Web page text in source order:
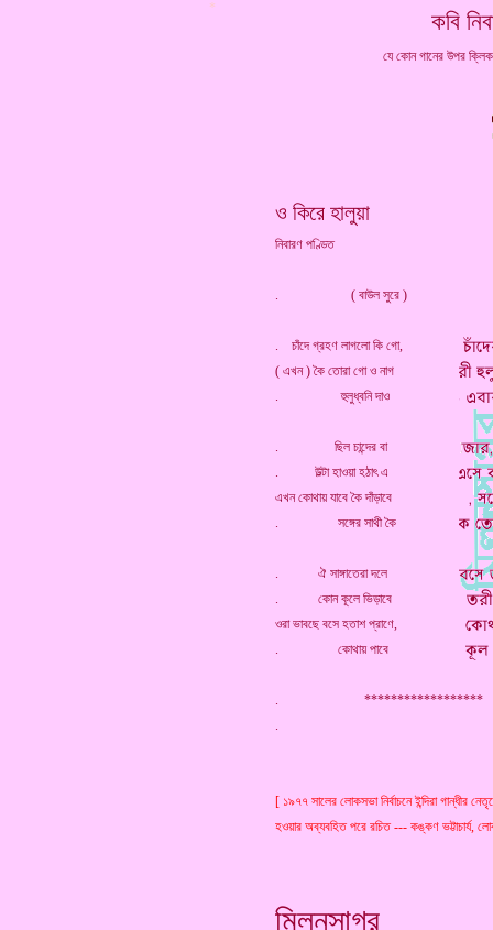
কবি
যে কোন গানের উপর
*
ও কিরে হালুয়া
নিবারণ পণ্ডিত
. ( বাউল সুরে )
. চাঁদে গ্রহণ লাগলো কি গো,
( এখন ) কৈ তোরা গো ও নাগ
. হুলুধ্বনি দাও
. ছিল চান্দের বা
. উল্টা হাওয়া হঠাৎ এ
এখন কোথায় যাবে কৈ দাঁড়াবে
. সঙ্গের সাথী কৈ
. ঐ সাঙ্গাতেরা দলে
. কোন কূলে ভিড়াবে
ওরা ভাবছে বসে হতাশ প্রাণে,
. কোথায় পাবে
.
[ ১৯৭৭ সালের লোকসভা নির্বাচনে ইন্দিরা গান্ধীর
হওয়ার অব্যবহিত পরে রচিত --- কঙ্কণ ভট্টাচার্য,
মিলনসাগর